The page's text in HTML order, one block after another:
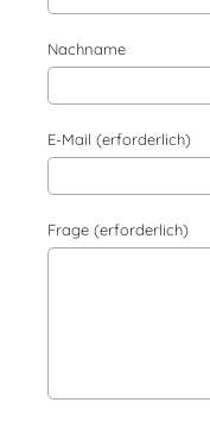
Nachname
E-Mail (erforderlich)
Frage (erforderlich)